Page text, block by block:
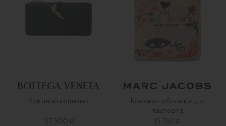
Кожаный кошелек
157 500 ₽
Кожаная обложка для
паспорта
15 750 ₽